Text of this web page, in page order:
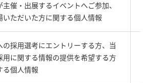
主催・出展するイベントへご参加、
いただいた方に関する個人情報
の採用選考にエントリーする方、当
用に関する情報の提供を希望する方
る個人情報